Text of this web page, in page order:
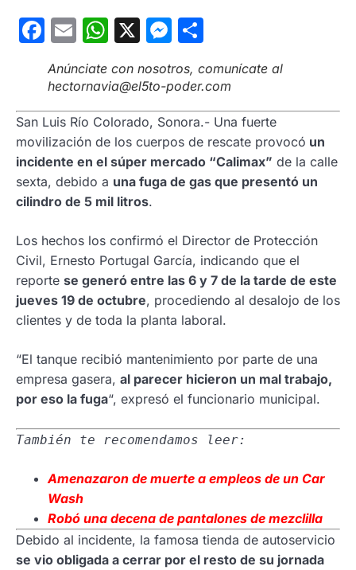
Facebook
EmailWhatsApp
X Messenger
Anúnciate con nosotros, comunícate al
hectornavia@el5to-poder.com
San Luis Río Colorado, Sonora.- Una fuerte
movilización de los cuerpos de rescate provocó un
incidente en el súper mercado “Calimax” de la calle
sexta, debido a una fuga de gas que presentó un
cilindro de 5 mil litros.
Los hechos los confirmó el Director de Protección
Civil, Ernesto Portugal García, indicando que el
reporte se generó entre las 6 y 7 de la tarde de este
jueves 19 de octubre, procediendo al desalojo de los
clientes y de toda la planta laboral.
“El tanque recibió mantenimiento por parte de una
empresa gasera, al parecer hicieron un mal trabajo,
por eso la fuga“, expresó el funcionario municipal.
También te recomendamos leer:
Amenazaron de muerte a empleos de un Car
Wash
Robó una decena de pantalones de mezclilla
Debido al incidente, la famosa tienda de autoservicio
se vio obligada a cerrar por el resto de su jornada